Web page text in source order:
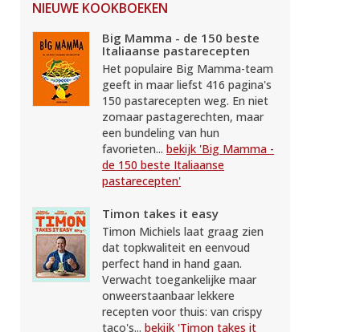
NIEUWE KOOKBOEKEN
Big Mamma - de 150 beste
Italiaanse pastarecepten
Het populaire Big Mamma-team
geeft in maar liefst 416 pagina's
150 pastarecepten weg. En niet
zomaar pastagerechten, maar
een bundeling van hun
favorieten... bekijk 'Big Mamma -
de 150 beste Italiaanse
pastarecepten'
Timon takes it easy
Timon Michiels laat graag zien
dat topkwaliteit en eenvoud
perfect hand in hand gaan.
Verwacht toegankelijke maar
onweerstaanbaar lekkere
recepten voor thuis: van crispy
taco's... bekijk 'Timon takes it